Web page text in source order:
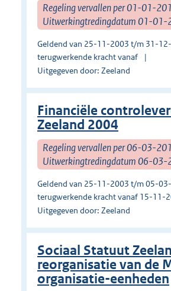
Regeling vervallen per 01-01-
Uitwerkingtredingdatum 01-01-
Geldend van 25-11-2003 t/m 31-
terugwerkende kracht vanaf
Uitgegeven door: Zeeland
Financiële
Zeeland 2004
Regeling vervallen per 06-03-
Uitwerkingtredingdatum 06-03-
Geldend van 25-11-2003 t/m 05-
terugwerkende kracht vanaf 15-11-
Uitgegeven door: Zeeland
Sociaal Statuut
reorganisatie van de
organisatie-eenheden